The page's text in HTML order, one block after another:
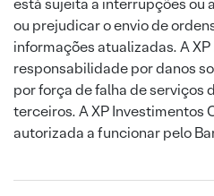
está sujeita a interrupções ou
ou prejudicar o envio de
informações atualizadas. A
responsabilidade por danos
por força de falha de serviços
terceiros. A XP Investimentos
autorizada a funcionar pelo